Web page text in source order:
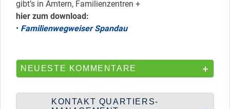
gibt’s in Ämtern, Familienzentren +
hier zum download:
• Familienwegweiser Spandau
NEUESTE KOMMENTARE
KONTAKT QUARTIERS-